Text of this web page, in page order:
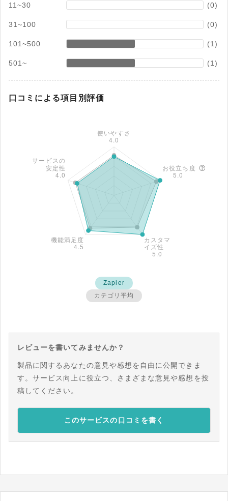
11~30 (0)
31~100 (0)
101~500 (1)
501~ (1)
口コミによる項目別評価
Zapier
カテゴリ平均
レビューを書いてみませんか？
製品に関するあなたの意見や感想を自由に公開できま
す。サービス向上に役立つ、さまざまな意見や感想を投
稿してください。
このサービスの口コミを書く